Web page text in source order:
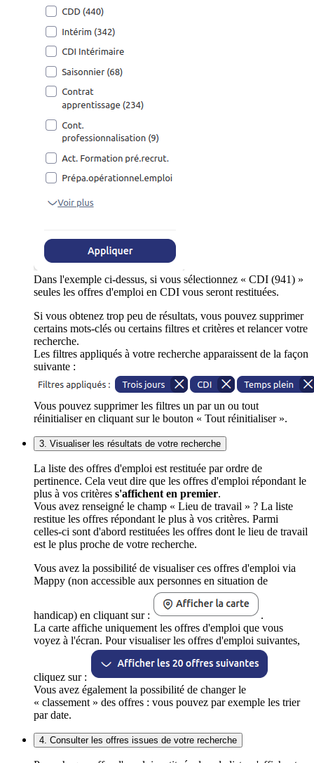
Dans l'exemple ci-dessus, si vous sélectionnez « CDI (941) »
seules les offres d'emploi en CDI vous seront restituées.
Si vous obtenez trop peu de résultats, vous pouvez supprimer
certains mots-clés ou certains filtres et critères et relancer votre
recherche.
Les filtres appliqués à votre recherche apparaissent de la façon
suivante :
Vous pouvez supprimer les filtres un par un ou tout
réinitialiser en cliquant sur le bouton « Tout réinitialiser ».
3. Visualiser les résultats de votre recherche
La liste des offres d'emploi est restituée par ordre de
pertinence. Cela veut dire que les offres d'emploi répondant le
plus à vos critères s'affichent en premier.
Vous avez renseigné le champ « Lieu de travail » ? La liste
restitue les offres répondant le plus à vos critères. Parmi
celles-ci sont d'abord restituées les offres dont le lieu de travail
est le plus proche de votre recherche.
Vous avez la possibilité de visualiser ces offres d'emploi via
Mappy (non accessible aux personnes en situation de
handicap) en cliquant sur :
.
La carte affiche uniquement les offres d'emploi que vous
voyez à l'écran. Pour visualiser les offres d'emploi suivantes,
cliquez sur :
Vous avez également la possibilité de changer le
« classement » des offres : vous pouvez par exemple les trier
par date.
4. Consulter les offres issues de votre recherche